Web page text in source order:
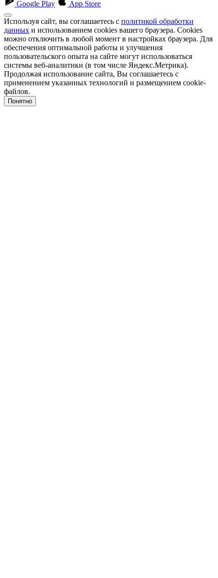
Google Play
App Store
Используя сайт, вы соглашаетесь с политикой обработки
данных и использованием cookies вашего браузера. Cookies
можно отключить в любой момент в настройках браузера. Для
обеспечения оптимальной работы и улучшения
пользовательского опыта на сайте могут использоваться
системы веб-аналитики (в том числе Яндекс.Метрика).
Продолжая использование сайта, Вы соглашаетесь с
применением указанных технологий и размещением cookie-
файлов.
Понятно